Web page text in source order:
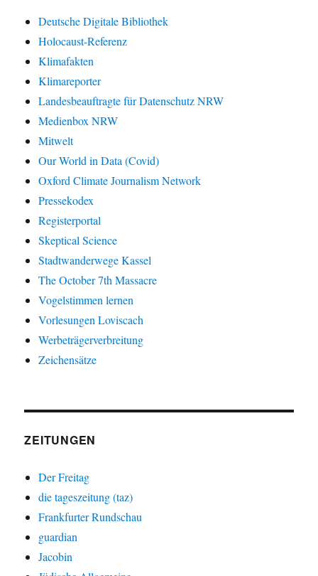
Deutsche Digitale Bibliothek
Holocaust-Referenz
Klimafakten
Klimareporter
Landesbeauftragte für Datenschutz NRW
Medienbox NRW
Mitwelt
Our World in Data (Covid)
Oxford Climate Journalism Network
Pressekodex
Registerportal
Skeptical Science
Stadtwanderwege Kassel
The October 7th Massacre
Vogelstimmen lernen
Vorlesungen Loviscach
Werbeträgerverbreitung
Zeichensätze
ZEITUNGEN
Der Freitag
die tageszeitung (taz)
Frankfurter Rundschau
guardian
Jacobin